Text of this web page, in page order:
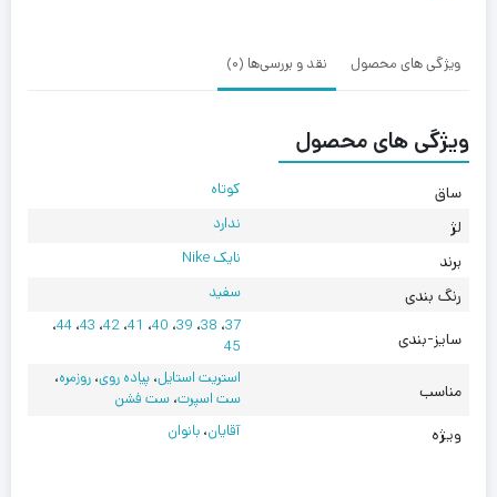
ویژگی های محصول نقد و بررسی‌ها (0)
ویژگی های محصول
ساق کوتاه
لژ ندارد
برند نایک Nike
رنگ بندی سفید
سایز-بندی
37، 38، 39، 40، 41،42، 43،44،
45
مناسب
استریت استایل،پیاده روی،روزمره،
ست اسپرت،ست فشن
ویژه آقایان،بانوان